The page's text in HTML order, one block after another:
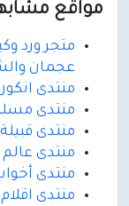
مواقع
متجر ورد
عجمان
منتدى
منتدى
منتدى
منتدى
منتدى
منتدى